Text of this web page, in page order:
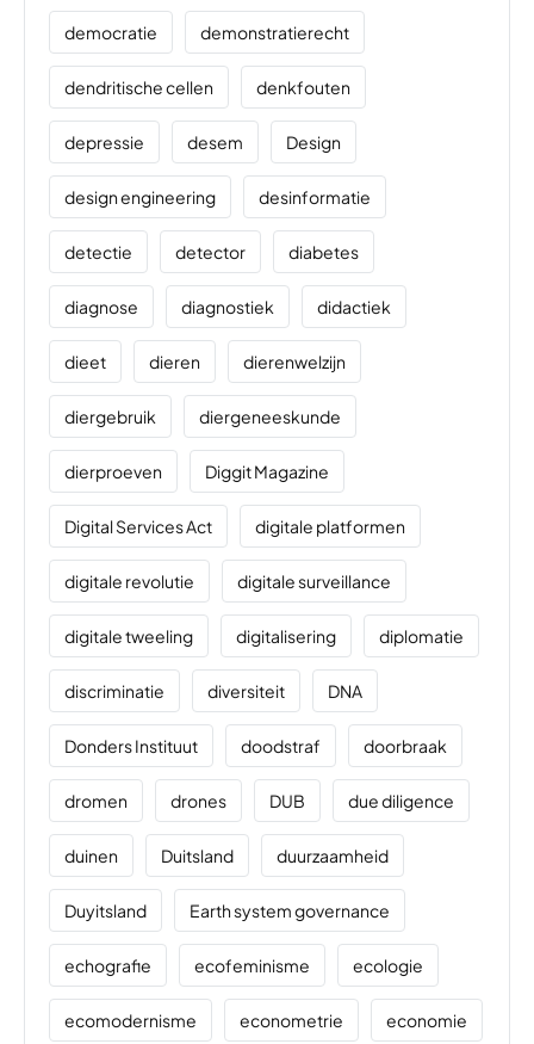
democratie demonstratierecht
dendritische cellen denkfouten
depressie desem Design
design engineering desinformatie
detectie detector diabetes
diagnose diagnostiek didactiek
dieet dieren dierenwelzijn
diergebruik diergeneeskunde
dierproeven Diggit Magazine
Digital Services Act digitale platformen
digitale revolutie digitale surveillance
digitale tweeling digitalisering diplomatie
discriminatie diversiteit DNA
Donders Instituut doodstraf doorbraak
dromen drones DUB due diligence
duinen Duitsland duurzaamheid
Duyitsland Earth system governance
echografie ecofeminisme ecologie
ecomodernisme econometrie economie